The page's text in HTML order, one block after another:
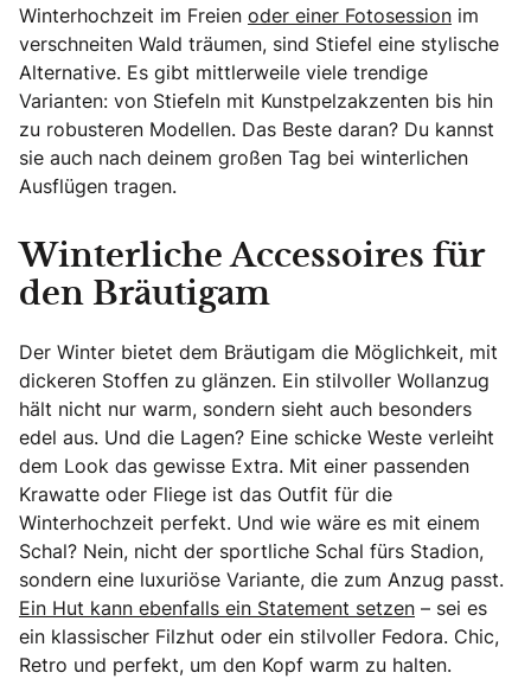
Winterhochzeit im Freien oder einer Fotosession im
verschneiten Wald träumen, sind Stiefel eine stylische
Alternative. Es gibt mittlerweile viele trendige
Varianten: von Stiefeln mit Kunstpelzakzenten bis hin
zu robusteren Modellen. Das Beste daran? Du kannst
sie auch nach deinem großen Tag bei winterlichen
Ausflügen tragen.
Winterliche Accessoires für
den Bräutigam
Der Winter bietet dem Bräutigam die Möglichkeit, mit
dickeren Stoffen zu glänzen. Ein stilvoller Wollanzug
hält nicht nur warm, sondern sieht auch besonders
edel aus. Und die Lagen? Eine schicke Weste verleiht
dem Look das gewisse Extra. Mit einer passenden
Krawatte oder Fliege ist das Outfit für die
Winterhochzeit perfekt. Und wie wäre es mit einem
Schal? Nein, nicht der sportliche Schal fürs Stadion,
sondern eine luxuriöse Variante, die zum Anzug passt.
Ein Hut kann ebenfalls ein Statement setzen – sei es
ein klassischer Filzhut oder ein stilvoller Fedora. Chic,
Retro und perfekt, um den Kopf warm zu halten.